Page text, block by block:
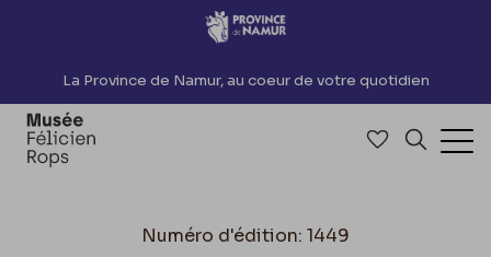
Accèder directement au contenu
La Province de Namur, au coeur de votre quotidien
Accéder à
Numéro d'édition: 1449